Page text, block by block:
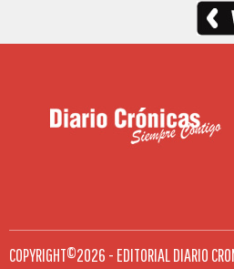
COPYRIGHT©2026 - EDITORIAL DIARIO